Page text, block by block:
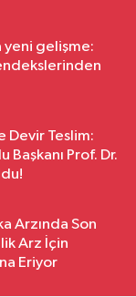
yeni gelişme:
Teslim:
Başkanı Prof. Dr.
Arzında Son
Arz İçin
Eriyor